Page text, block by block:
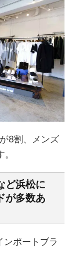
8割、メンズ
ど浜松に
が多数あ
ンポートブラ